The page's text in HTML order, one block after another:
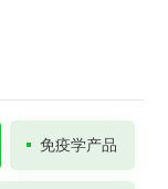
免疫学产品